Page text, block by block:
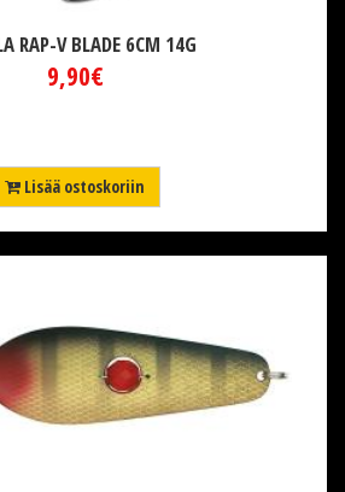
RAP-V BLADE 6CM 14G
9,90€
Lisää ostoskoriin